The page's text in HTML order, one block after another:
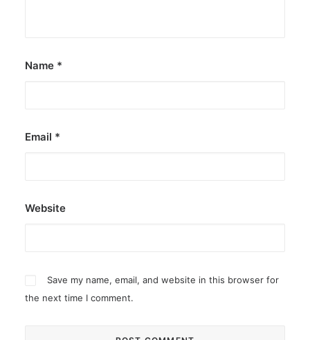
Name *
Email *
Website
Save my name, email, and website in this browser for
the next time I comment.